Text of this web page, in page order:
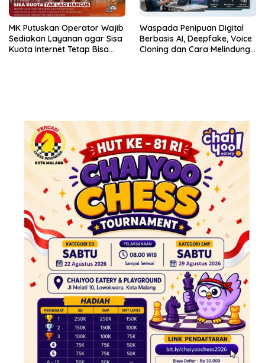
MK Putuskan Operator Wajib
Sediakan Layanan agar Sisa
Kuota Internet Tetap Bisa
Waspada Penipuan Digital
Berbasis AI, Deepfake, Voice
Cloning dan Cara Melindungi